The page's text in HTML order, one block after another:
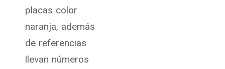
placas color
naranja, además
de referencias
llevan números